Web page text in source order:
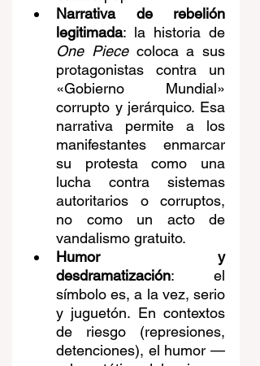
Narrativa de rebelión
legitimada
One Piece coloca a sus
protagonistas contra un
«Gobierno Mundial»
corrupto y jerárquico. Esa
narrativa permite a los
manifestantes enmarcar
su protesta como una
lucha contra sistemas
autoritarios o corruptos,
no como un acto de
vandalismo gratuito.
Humor y
desdramatización: el
símbolo es, a la vez, serio
y juguetón. En contextos
de riesgo (represiones,
detenciones), el humor —